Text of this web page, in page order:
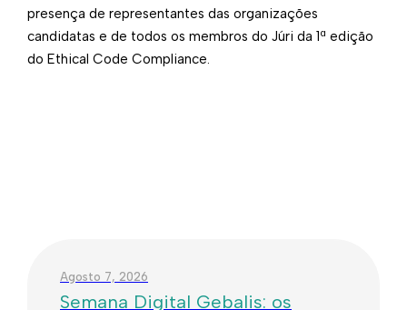
presença de representantes das organizações
candidatas e de todos os membros do Júri da 1ª edição
do Ethical Code Compliance.
Agosto 7, 2026
Semana Digital Gebalis: os